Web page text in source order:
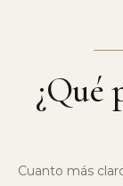
¿Qué
Cuanto más